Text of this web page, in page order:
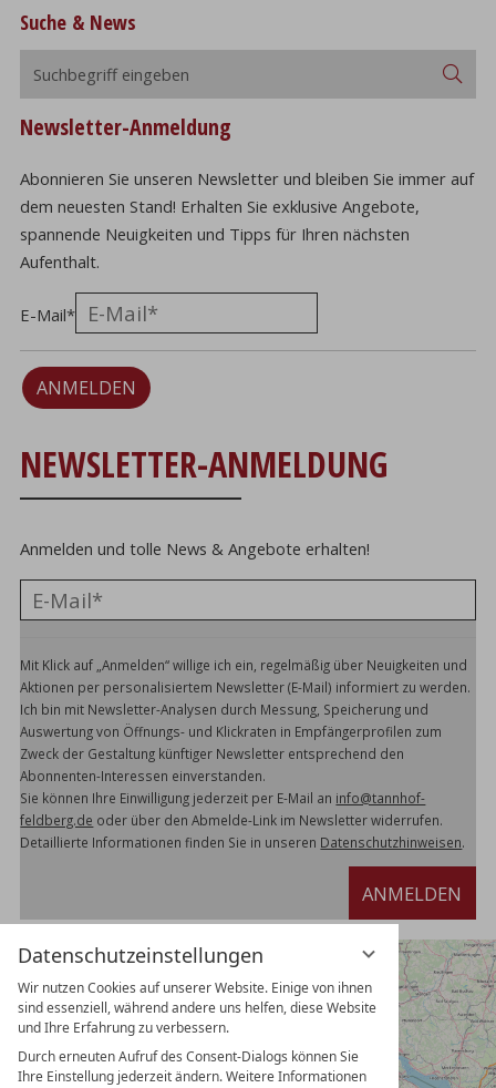
Datenschutzeinstellungen
Wir nutzen Cookies auf unserer Website. Einige von ihnen
sind essenziell, während andere uns helfen, diese Website
und Ihre Erfahrung zu verbessern.
Durch erneuten Aufruf des Consent-Dialogs können Sie
Ihre Einstellung jederzeit ändern. Weitere Informationen
Suche & News
Newsletter-Anmeldung
Abonnieren Sie unseren Newsletter und bleiben Sie immer auf
dem neuesten Stand! Erhalten Sie exklusive Angebote,
spannende Neuigkeiten und Tipps für Ihren nächsten
Aufenthalt.
E-Mail*
ANMELDEN
NEWSLETTER-ANMELDUNG
Anmelden und tolle News & Angebote erhalten!
Mit Klick auf „Anmelden“ willige ich ein, regelmäßig über Neuigkeiten und
Aktionen per personalisiertem Newsletter (E-Mail) informiert zu werden.
Ich bin mit Newsletter-Analysen durch Messung, Speicherung und
Auswertung von Öffnungs- und Klickraten in Empfängerprofilen zum
Zweck der Gestaltung künftiger Newsletter entsprechend den
Abonnenten-Interessen einverstanden.
Sie können Ihre Einwilligung jederzeit per E-Mail an info@tannhof-
feldberg.de oder über den Abmelde-Link im Newsletter widerrufen.
Detaillierte Informationen finden Sie in unseren Datenschutzhinweisen.
ANMELDEN